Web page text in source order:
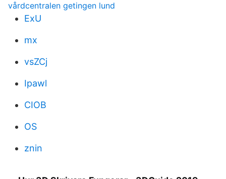
vårdcentralen getingen lund
ExU
mx
vsZCj
Ipawl
CIOB
OS
znin